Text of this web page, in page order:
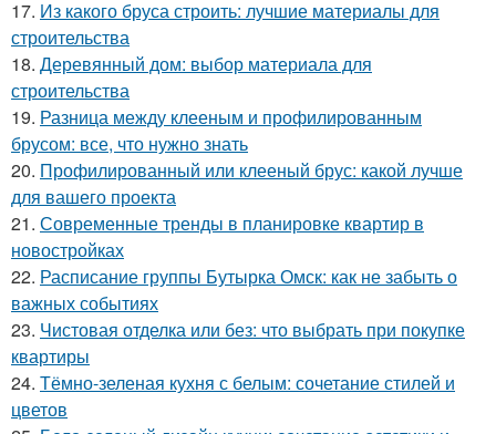
17. Из какого бруса строить: лучшие материалы для
строительства
18. Деревянный дом: выбор материала для
строительства
19. Разница между клееным и профилированным
брусом: все, что нужно знать
20. Профилированный или клееный брус: какой лучше
для вашего проекта
21. Современные тренды в планировке квартир в
новостройках
22. Расписание группы Бутырка Омск: как не забыть о
важных событиях
23. Чистовая отделка или без: что выбрать при покупке
квартиры
24. Тёмно-зеленая кухня с белым: сочетание стилей и
цветов